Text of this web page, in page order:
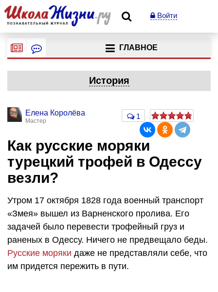
Войти
ГЛАВНОЕ
История
Елена Королёва
Мастер
1
Как русские моряки
турецкий трофей в Одессу
везли?
Утром 17 октября 1828 года военный транспорт
«Змея» вышел из Варненского пролива. Его
задачей было перевести трофейный груз и
раненых в Одессу. Ничего не предвещало беды.
Русские моряки даже не представляли себе, что
им придется пережить в пути.